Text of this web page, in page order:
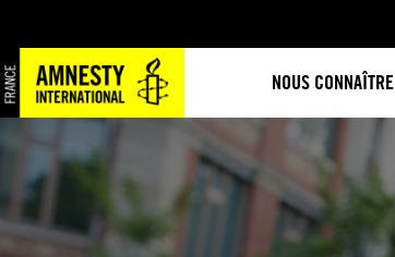
NOUS CONNAÎTRE